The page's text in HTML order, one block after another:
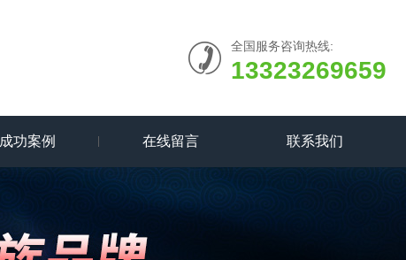
全国服务咨询热线:
13323269659
成功案例 在线留言 联系我们